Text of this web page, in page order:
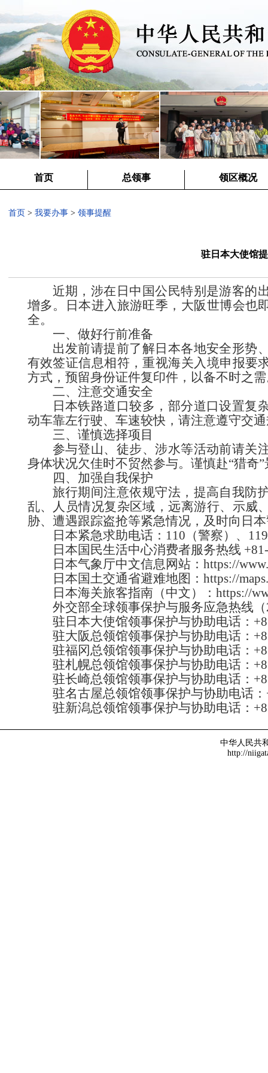
首页 总领事 领区概况
首页 > 我要办事> 领事提醒
驻日本大使馆
近期，涉在日中国公民特别是游客的
增多。日本进入旅游旺季，大阪世博会也
全。
一、做好行前准备
出发前请提前了解日本各地安全形势
有效签证信息相符，重视海关入境申报要
方式，预留身份证件复印件，以备不时
二、注意交通安全
日本铁路道口较多，部分道口设置复
动车靠左行驶、车速较快，请注意遵守
三、谨慎选择项目
参与登山、徒步、涉水等活动前请关
身体状况欠佳时不贸然参与。谨慎赴“猎奇
四、加强自我保护
旅行期间注意依规守法，提高自我防
乱、人员情况复杂区域，远离游行、示威
胁、遭遇跟踪盗抢等紧急情况，及时向日
日本紧急求助电话：110（警察）、
日本国民生活中心消费者服务热线
日本气象厅中文信息网站：https://
日本国土交通省避难地图：https://
日本海关旅客指南（中文）：https://
外交部全球领事保护与服务应急热线
驻日本大使馆领事保护与协助电话：
驻大阪总领馆领事保护与协助电话：
驻福冈总领馆领事保护与协助电话：
驻札幌总领馆领事保护与协助电话：
驻长崎总领馆领事保护与协助电话：
驻名古屋总领馆领事保护与协助电话
驻新潟总领馆领事保护与协助电话：
中华人民共
http://